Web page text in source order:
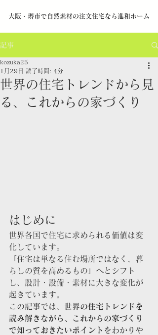
​大阪・堺市で自然素材の注文住宅なら進和ホーム
記事
世界の住宅トレンドから見
る、これからの家づくり
kozuka25
1月29日
読了時間: 4分
はじめに
世界各国で住宅に求められる価値は変
化しています。
「住宅は単なる住む場所ではなく、暮
らしの質を高めるもの」へとシフト
し、設計・設備・素材に大きな変化が
起きています。
この記事では、 世界の住宅トレンドを
読み解きながら、これからの家づくり
で知っておきたいポイント をわかりや